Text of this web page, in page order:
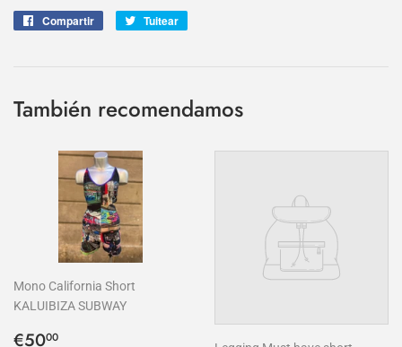
Compartir
CompartirTuitear
También recomendamos
Mono California Short
KALUIBIZA SUBWAY
Precio
€5000